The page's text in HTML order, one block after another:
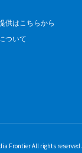
供はこちらから
ついて
Frontier All rights reserved.